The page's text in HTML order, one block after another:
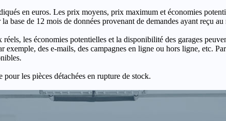
en euros. Les prix moyens, prix maximum et économies
de 12 mois de données provenant de demandes ayant reçu
les économies potentielles et la disponibilité des garages
des e-mails, des campagnes en ligne ou hors ligne, etc.
les pièces détachées en rupture de stock.